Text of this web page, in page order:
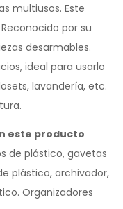
multiusos. Este
por su
desarmables.
ideal para usarlo
lavandería, etc.
este producto
de plástico, gavetas
plástico, archivador,
Organizadores